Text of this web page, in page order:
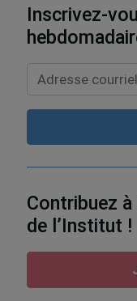
Inscrivez-
Contribuez
de l’Institut !